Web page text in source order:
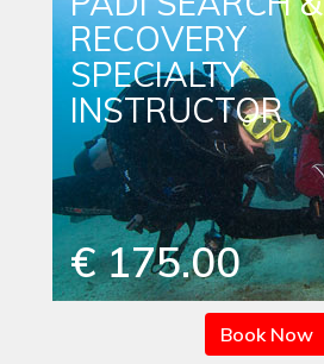
RECOVERY
SPECIALTY
INSTRUCTOR
€ 175.00
Book Now